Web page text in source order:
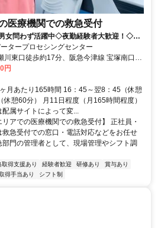
医療機関での救急受付
女問わず活躍中◇夜勤経験者大歓迎！◇年
タープロセシングセンター
川東口徒歩約17分、阪急今津線 宝塚南口出
線 小林（兵庫県）東口徒歩約25分 ◎宝塚
浜4丁目5-1／JR「宝塚駅」からバスで14
円
月あたり165時間 16：45～翌8：45（休憩
憩60分） 月11日程度（月165時間程度）
属サイトによって変...
アでの医療機関での救急受付】 正社員・
急受付での窓口・電話対応などをお任せ
部門の管理者として、現場管理やシフト調
取得支援あり 経験者歓迎 研修あり
賞与あり
得手当あり シフト制